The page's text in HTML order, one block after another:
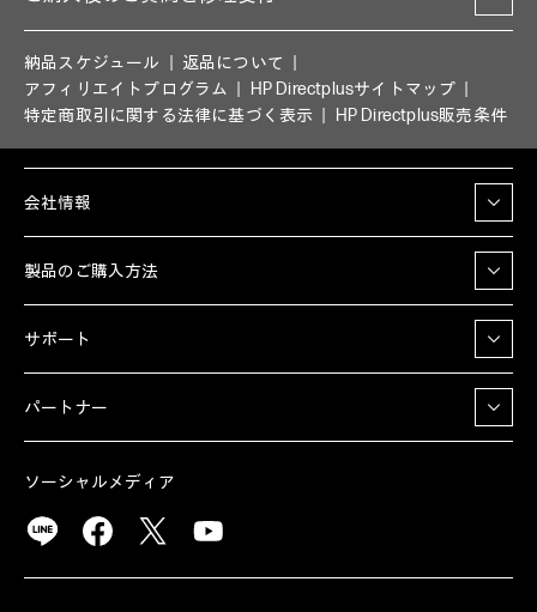
納品スケジュール
返品について
アフィリエイトプログラム
HP Directplusサイトマップ
特定商取引に関する法律に基づく表示
HP Directplus販売条件
会社情報
製品のご購入方法
サポート
パートナー
ソーシャルメディア